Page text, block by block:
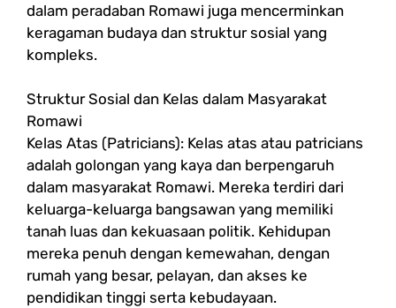
dalam peradaban Romawi juga mencerminkan
keragaman budaya dan struktur sosial yang
kompleks.
Struktur Sosial dan Kelas dalam Masyarakat
Romawi
Kelas Atas (Patricians): Kelas atas atau patricians
adalah golongan yang kaya dan berpengaruh
dalam masyarakat Romawi. Mereka terdiri dari
keluarga-keluarga bangsawan yang memiliki
tanah luas dan kekuasaan politik. Kehidupan
mereka penuh dengan kemewahan, dengan
rumah yang besar, pelayan, dan akses ke
pendidikan tinggi serta kebudayaan.